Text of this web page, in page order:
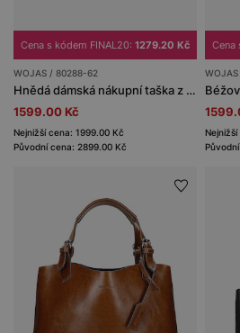
Cena s kódem FINAL20: 1279.20 Kč
WOJAS / 80288-62
Hnědá dámská nákupní taška z welurové štípané kůže
1599.00 Kč
Nejnižší cena: 1999.00 Kč
Původní cena: 2899.00 Kč
Cena